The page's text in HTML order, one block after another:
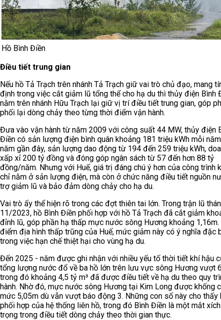
Hồ Bình Điền
Điều tiết trung gian
Nếu hồ Tả Trạch trên nhánh Tả Trạch giữ vai trò chủ đạo, mang
định trong việc cắt giảm lũ tổng thể cho hạ du thì thủy điện Bình
nằm trên nhánh Hữu Trạch lại giữ vị trí điều tiết trung gian, góp
phối lại dòng chảy theo từng thời điểm vận hành.
Đưa vào vận hành từ năm 2009 với công suất 44 MW, thủy điện
Điền có sản lượng điện bình quân khoảng 181 triệu kWh mỗi
năm gần đây, sản lượng dao động từ 194 đến 259 triệu kWh,
xấp xỉ 200 tỷ đồng và đóng góp ngân sách từ 57 đến hơn 88 tỷ
đồng/năm. Nhưng với Huế, giá trị đáng chú ý hơn của công trình
chỉ nằm ở sản lượng điện, mà còn ở chức năng điều tiết nguồn
trợ giảm lũ và bảo đảm dòng chảy cho hạ du.
Vai trò ấy thể hiện rõ trong các đợt thiên tai lớn. Trong trận lũ
11/2023, hồ Bình Điền phối hợp với hồ Tả Trạch đã cắt giảm
đỉnh lũ, góp phần hạ thấp mực nước sông Hương khoảng
điểm địa hình thấp trũng của Huế, mức giảm này có ý nghĩa đặc
trong việc hạn chế thiệt hại cho vùng hạ du.
Đến 2025 - năm được ghi nhận với nhiều yếu tố thời tiết khí hậu
tổng lượng nước đổ về ba hồ lớn trên lưu vực sông Hương vượt
trong đó khoảng 4,5 tỷ m³ đã được điều tiết về hạ du theo quy
hành. Nhờ đó, mực nước sông Hương tại Kim Long được khống
mức 5,05m dù vẫn vượt báo động 3. Những con số này cho thấy
phối hợp của hệ thống liên hồ, trong đó Bình Điền là một mắt
trọng trong điều tiết dòng chảy theo thời gian thực.